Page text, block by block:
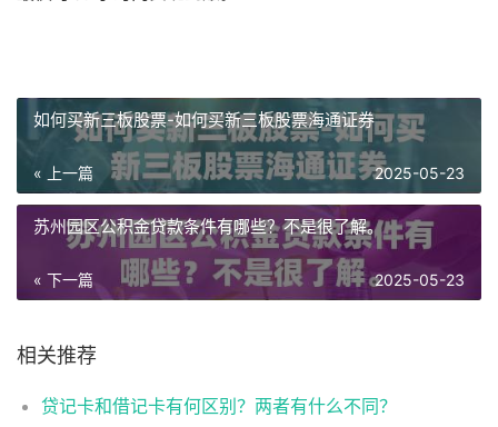
如何买新三板股票-如何买新三板股票海通证券
« 上一篇 2025-05-23
苏州园区公积金贷款条件有哪些？不是很了解。
« 下一篇 2025-05-23
相关推荐
贷记卡和借记卡有何区别？两者有什么不同？